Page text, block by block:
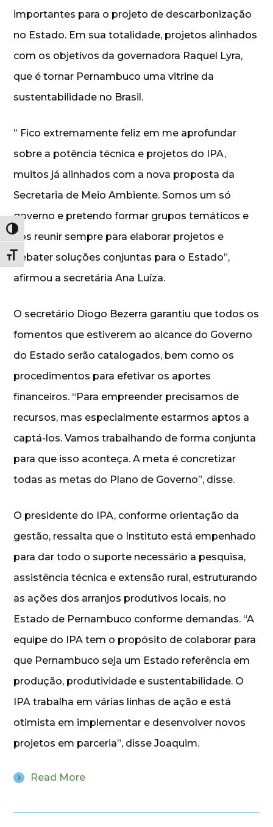
Alternar alto contraste
Alternar tamanho da fonte
importantes para o projeto de descarbonização
no Estado. Em sua totalidade, projetos alinhados
com os objetivos da governadora Raquel Lyra,
que é tornar Pernambuco uma vitrine da
sustentabilidade no Brasil.
” Fico extremamente feliz em me aprofundar
sobre a potência técnica e projetos do IPA,
muitos já alinhados com a nova proposta da
Secretaria de Meio Ambiente. Somos um só
governo e pretendo formar grupos temáticos e
nos reunir sempre para elaborar projetos e
debater soluções conjuntas para o Estado”,
afirmou a secretária Ana Luíza.
O secretário Diogo Bezerra garantiu que todos os
fomentos que estiverem ao alcance do Governo
do Estado serão catalogados, bem como os
procedimentos para efetivar os aportes
financeiros. “Para empreender precisamos de
recursos, mas especialmente estarmos aptos a
captá-los. Vamos trabalhando de forma conjunta
para que isso aconteça. A meta é concretizar
todas as metas do Plano de Governo”, disse.
O presidente do IPA, conforme orientação da
gestão, ressalta que o Instituto está empenhado
para dar todo o suporte necessário a pesquisa,
assistência técnica e extensão rural, estruturando
as ações dos arranjos produtivos locais, no
Estado de Pernambuco conforme demandas. “A
equipe do IPA tem o propósito de colaborar para
que Pernambuco seja um Estado referência em
produção, produtividade e sustentabilidade. O
IPA trabalha em várias linhas de ação e está
otimista em implementar e desenvolver novos
projetos em parceria”, disse Joaquim.
Read More